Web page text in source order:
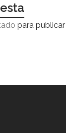
para